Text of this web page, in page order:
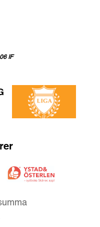
06 IF